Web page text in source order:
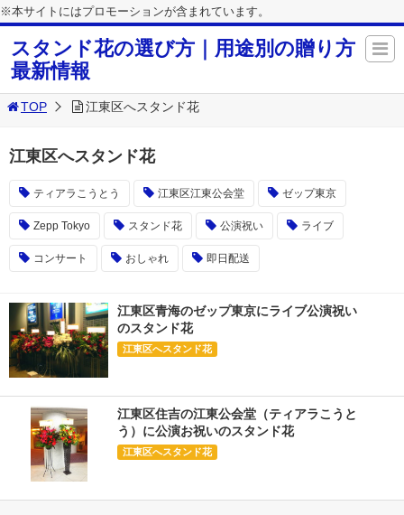
※本サイトにはプロモーションが含まれています。
スタンド花の選び方｜用途別の贈り方
最新情報
TOP 江東区へスタンド花
江東区へスタンド花
ティアラこうとう 江東区江東公会堂 ゼップ東京
Zepp Tokyo スタンド花 公演祝い ライブ
コンサート おしゃれ 即日配送
江東区青海のゼップ東京にライブ公演祝い
のスタンド花
江東区へスタンド花
江東区住吉の江東公会堂（ティアラこうと
う）に公演お祝いのスタンド花
江東区へスタンド花